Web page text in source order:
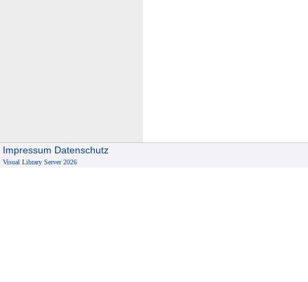
Impressum Datenschutz
Visual Library Server 2026